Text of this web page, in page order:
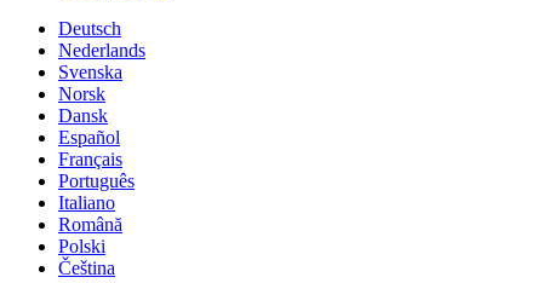
Deutsch
Nederlands
Svenska
Norsk
Dansk
Español
Français
Português
Italiano
Română
Polski
Čeština